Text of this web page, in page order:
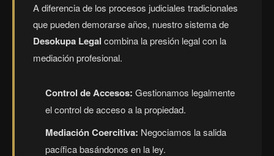
A diferencia de los procesos judiciales tradicionales
que pueden demorarse años, nuestro sistema de
Desokupa Legal combina la presión legal con la
mediación profesional.
Control de Accesos: Gestionamos legalmente
el control de acceso a la propiedad.
Mediación Coercitiva: Negociamos la salida
pacífica basándonos en la ley.